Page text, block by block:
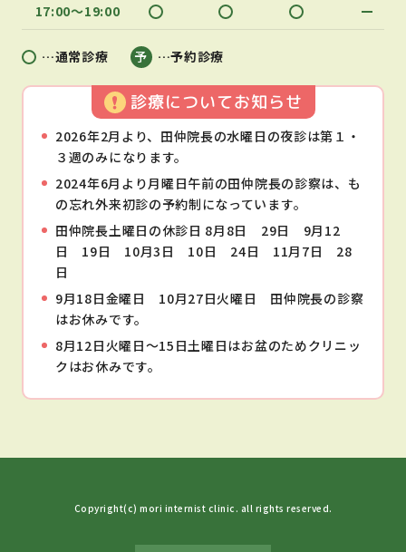
17:00〜19:00
…通常診療 …予約診療
診療についてお知らせ
2026年2月より、田仲院長の水曜日の夜診は第１・
３週のみになります。
2024年6月より月曜日午前の田仲院長の診察は、も
の忘れ外来初診の予約制になっています。
田仲院長土曜日の休診日 8月8日 29日 9月12
日 19日 10月3日 10日 24日 11月7日 28
日
9月18日金曜日 10月27日火曜日 田仲院長の診察
はお休みです。
8月12日火曜日～15日土曜日はお盆のためクリニッ
クはお休みです。
Copyright(c) mori internist clinic. all rights reserved.